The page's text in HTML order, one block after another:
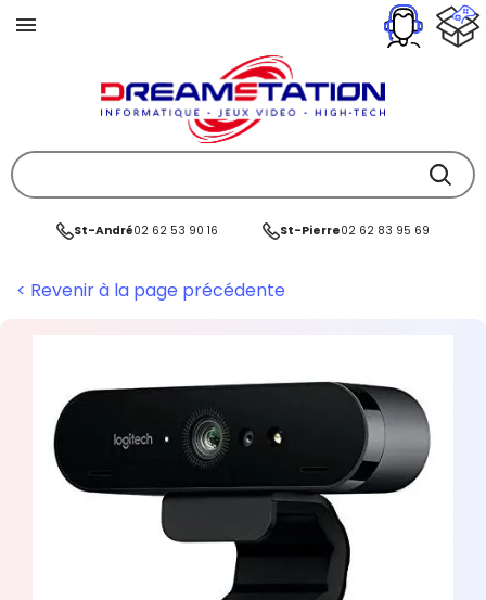
St-André02 62 53 90 16 St-Pierre02 62 83 95 69
< Revenir à la page précédente